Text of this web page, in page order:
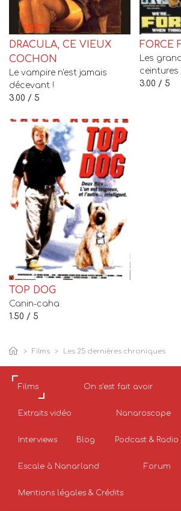
DRACULA, CE VIEUX
COCHON
Le vampire n'est jamais
décevant !
3.00 / 5
FORCE
Les
ceintures
3.00 / 5
TOP DOG
Canin-caha
1.50 / 5
Films Les 25 dernières chroniques
Films On s'est fait avoir
Extraits vidéo Nanaroscope
Interviews Blog Podcast & Radio
Escale à Nanarland Forum
Mentions légales & Crédits